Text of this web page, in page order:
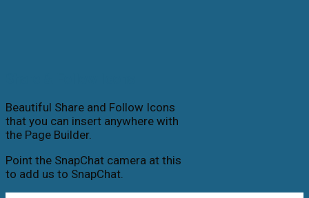
Beautiful Share and Follow Icons
that you can insert anywhere with
the Page Builder.
Point the SnapChat camera at this
to add us to SnapChat.